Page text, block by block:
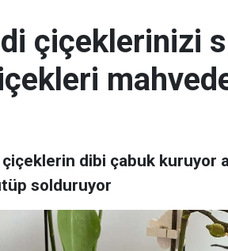
çiçeklerinizi
çiçeklerin dibi çabuk kuruyor
solduruyor